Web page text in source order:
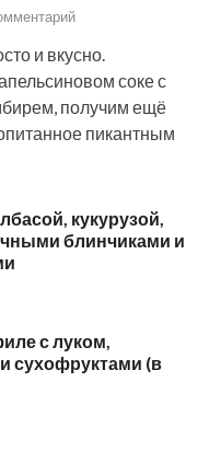
и вкусно.
соке с
получим ещё
пикантным
кукурузой,
блинчиками и
с луком,
сухофруктами (в